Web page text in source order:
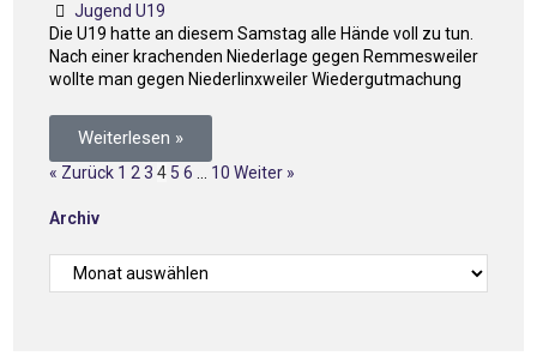
Jugend U19
Die U19 hatte an diesem Samstag alle Hände voll zu tun.
Nach einer krachenden Niederlage gegen Remmesweiler
wollte man gegen Niederlinxweiler Wiedergutmachung
Weiterlesen »
« Zurück 1 2 3 4 5 6 … 10 Weiter »
Archiv